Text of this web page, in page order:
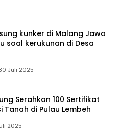
kunker di Malang Jawa
soal kerukunan di Desa
Juli 2025
Serahkan 100 Sertifikat
Tanah di Pulau Lembeh
2025